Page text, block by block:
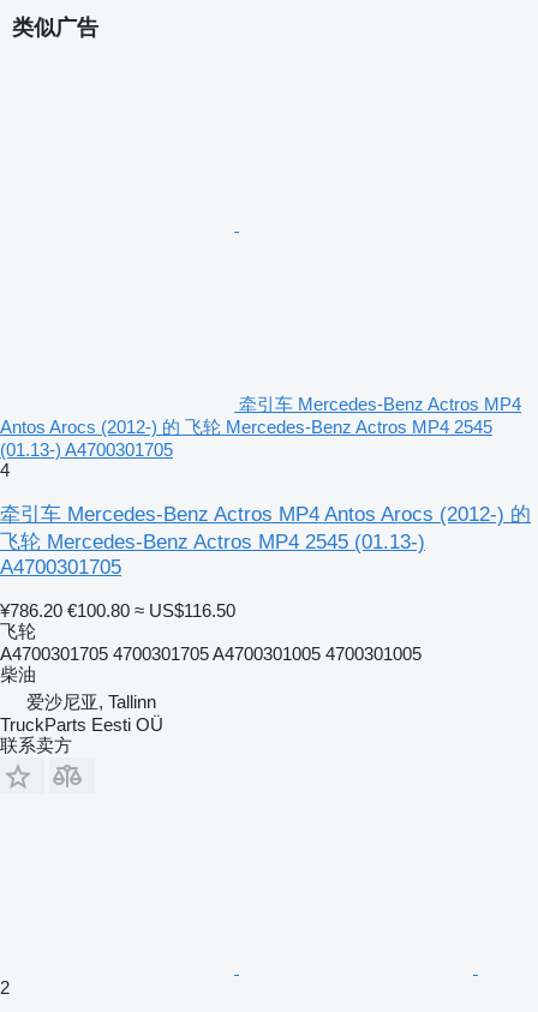
类似广告
牵引车 Mercedes-Benz Actros MP4
Antos Arocs (2012-) 的 飞轮 Mercedes-Benz Actros MP4 2545
(01.13-) A4700301705
4
牵引车 Mercedes-Benz Actros MP4 Antos Arocs (2012-) 的
飞轮 Mercedes-Benz Actros MP4 2545 (01.13-)
A4700301705
¥786.20 €100.80 ≈ US$116.50
飞轮
A4700301705 4700301705 A4700301005 4700301005
柴油
爱沙尼亚, Tallinn
TruckParts Eesti OÜ
联系卖方
2